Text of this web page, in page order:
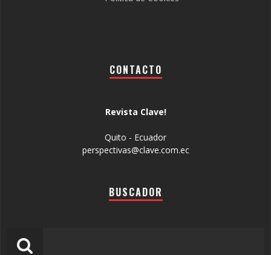
CONTACTO
Revista Clave!
Quito - Ecuador
perspectivas@clave.com.ec
BUSCADOR